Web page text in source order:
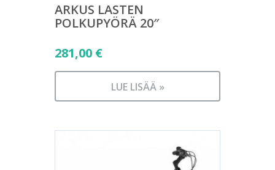
ARKUS LASTEN
POLKUPYÖRÄ 20″
281,00 €
LUE LISÄÄ »